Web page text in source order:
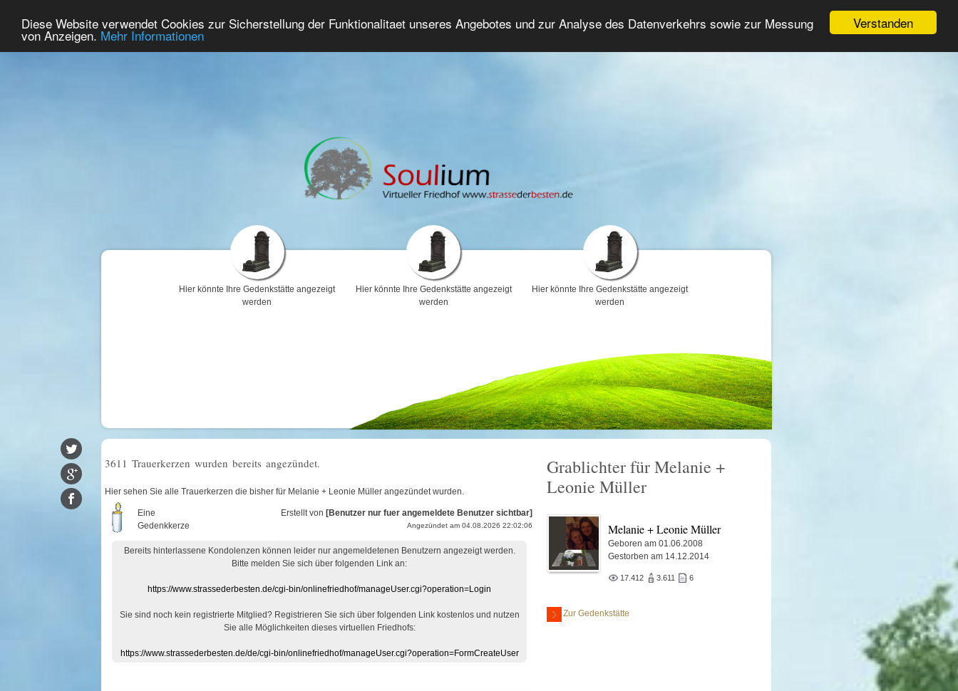
Verstanden
Diese Website verwendet Cookies zur Sicherstellung der Funktionalitaet unseres Angebotes und zur Analyse des Datenverkehrs sowie zur Messung
von Anzeigen. Mehr Informationen
Home Premium Gedenken Trauerforum Erweiterte Suche Anmelden
Hier könnte Ihre Gedenkstätte angezeigt
werden
Hier könnte Ihre Gedenkstätte angezeigt
werden
Hier könnte Ihre Gedenkstätte angezeigt
werden
3611 Trauerkerzen wurden bereits angezündet.
Hier sehen Sie alle Trauerkerzen die bisher für Melanie + Leonie Müller angezündet wurden.
Eine
Gedenkkerze
Erstellt von [Benutzer nur fuer angemeldete Benutzer sichtbar]
Angezündet am 04.08.2026 22:02:06
Bereits hinterlassene Kondolenzen können leider nur angemeldetenen Benutzern angezeigt werden.
Bitte melden Sie sich über folgenden Link an:
https://www.strassederbesten.de/cgi-bin/onlinefriedhof/manageUser.cgi?operation=Login
Sie sind noch kein registrierte Mitglied? Registrieren Sie sich über folgenden Link kostenlos und nutzen
Sie alle Möglichkeiten dieses virtuellen Friedhofs:
https://www.strassederbesten.de/de/cgi-bin/onlinefriedhof/manageUser.cgi?operation=FormCreateUser
Grablichter für Melanie +
Leonie Müller
Melanie + Leonie Müller
Geboren am 01.06.2008
Gestorben am 14.12.2014
17.412 3.611 6
Zur Gedenkstätte